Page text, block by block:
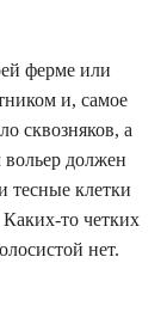
ферме или
и, самое
сквозняков, а
должен
тесные клетки
Каких-то четких
нет.